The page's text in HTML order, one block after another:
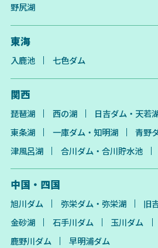
野尻湖
東海
入鹿池 七色ダム
関西
琵琶湖 西の湖 日吉ダム・天若
東条湖
一庫ダム・知明湖 青野
津風呂湖
合川ダム・合川貯水池
中国・四国
旭川ダム 弥栄ダム・弥栄湖 旧
金砂湖
石手川ダム 玉川ダム
鹿野川ダム
早明浦ダム